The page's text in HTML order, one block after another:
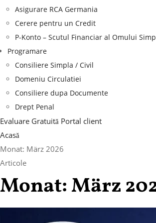
Asigurare RCA Germania
Cerere pentru un Credit
P-Konto – Scutul Financiar al Omului
Programare
Consiliere Simpla / Civil
Domeniu Circulatiei
Consiliere dupa Documente
Drept Penal
Evaluare Gratuită Portal client
Acasă
Monat: März 2026
Articole
Monat:März